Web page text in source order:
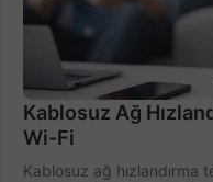
Kablosuz Ağ
Wi-Fi
Kablosuz ağ